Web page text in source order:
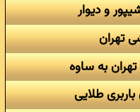
و دیوار
تهران
به ساوه
طلایی